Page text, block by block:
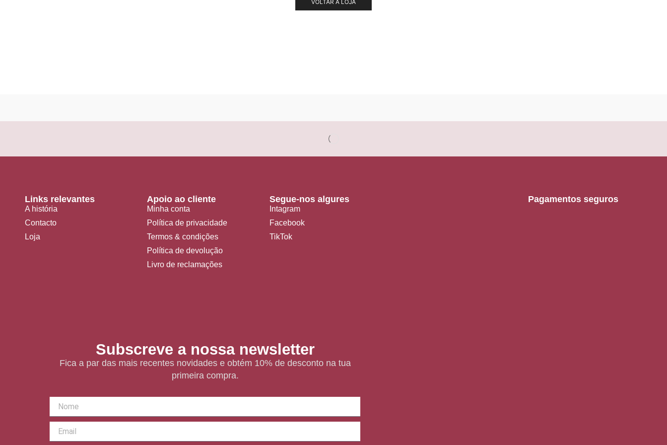
VOLTAR À LOJA
Links relevantes
A história
Contacto
Loja
Apoio ao cliente
Minha conta
Política de privacidade
Termos & condições
Política de devolução
Livro de reclamações
Segue-nos algures
Intagram
Facebook
TikTok
Pagamentos seguros
Subscreve a nossa newsletter
Fica a par das mais recentes novidades e obtém 10% de desconto na tua
primeira compra.